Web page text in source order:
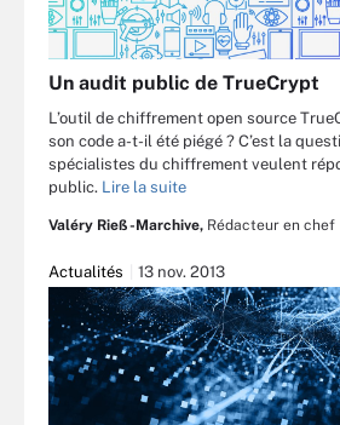
Un audit public de TrueCrypt
L’outil de chiffrement open source
son code a-t-il été piégé ? C’est la
spécialistes du chiffrement veulent
public. Lire la suite
Valéry Rieß-Marchive, Rédacteur en chef
Actualités 13 nov. 2013